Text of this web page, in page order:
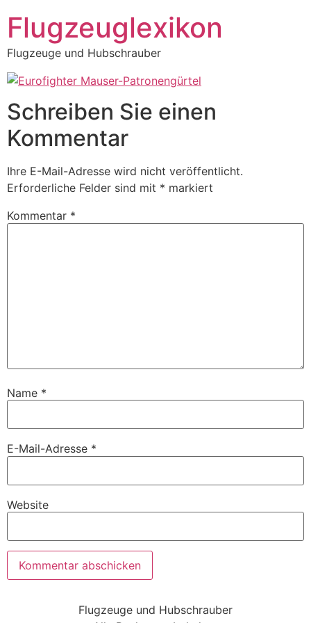
Inhalt
springen
Flugzeuglexikon
Flugzeuge und Hubschrauber
Schreiben Sie einen
Kommentar
Ihre E-Mail-Adresse wird nicht veröffentlicht.
Erforderliche Felder sind mit * markiert
Kommentar *
Name *
E-Mail-Adresse *
Website
Flugzeuge und Hubschrauber